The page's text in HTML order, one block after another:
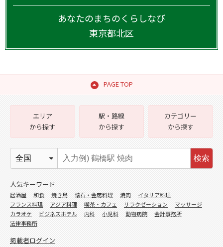
あなたのまちのくらしなび
東京都北区
PAGE TOP
エリア
から探す
駅・路線
から探す
カテゴリー
から探す
検索
人気キーワード
居酒屋 和食 焼き鳥 懐石・会席料理 焼肉
イタリア料理
フランス料理
アジア料理 喫茶・カフェ リラクゼーション
マッサージ
カラオケ
ビジネスホテル 内科 小児科 動物病院
会計事務所
法律事務所
掲載者ログイン